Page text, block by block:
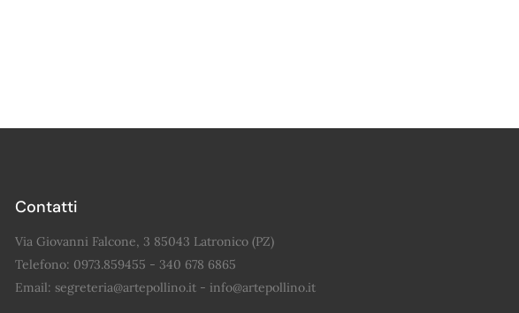
Contatti
Via Giovanni Falcone, 3 85043 Latronico (PZ)
Telefono: 0973.859455 - 340 678 6865
Email: segreteria@artepollino.it - info@artepollino.it